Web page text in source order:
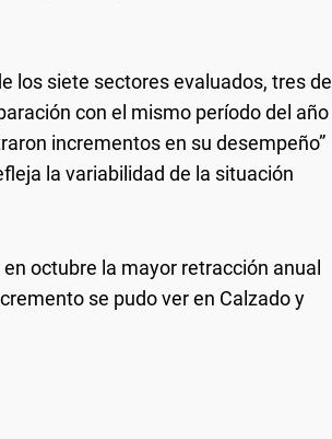
los siete sectores evaluados, tres de
con el mismo período del año
incrementos en su desempeño”
la variabilidad de la situación
octubre la mayor retracción anual
se pudo ver en Calzado y